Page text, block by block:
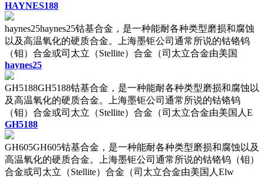
HAYNES188
haynes25haynes25钴基合金，是一种能耐各种类型磨损和腐蚀
以及高温氧化的硬质合金。上海墨钜公司通常所说的钴铬钨
（钼）合金或司太立（Stellite）合金（司太立合金由美国
haynes25
GH5188GH5188钴基合金，是一种能耐各种类型磨损和腐蚀以
及高温氧化的硬质合金。上海墨钜公司通常所说的钴铬钨
（钼）合金或司太立（Stellite）合金（司太立合金由美国人E
GH5188
GH605GH605钴基合金，是一种能耐各种类型磨损和腐蚀以及
高温氧化的硬质合金。上海墨钜公司通常所说的钴铬钨（钼）
合金或司太立（Stellite）合金（司太立合金由美国人Elw